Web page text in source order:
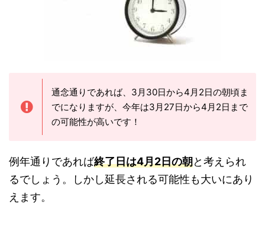
通念通りであれば、3月30日から4月2日の朝頃ま
でになりますが、今年は3月27日から4月2日まで
の可能性が高いです！
例年通りであれば終了日は4月2日の朝と考えられ
るでしょう。しかし延長される可能性も大いにあり
えます。